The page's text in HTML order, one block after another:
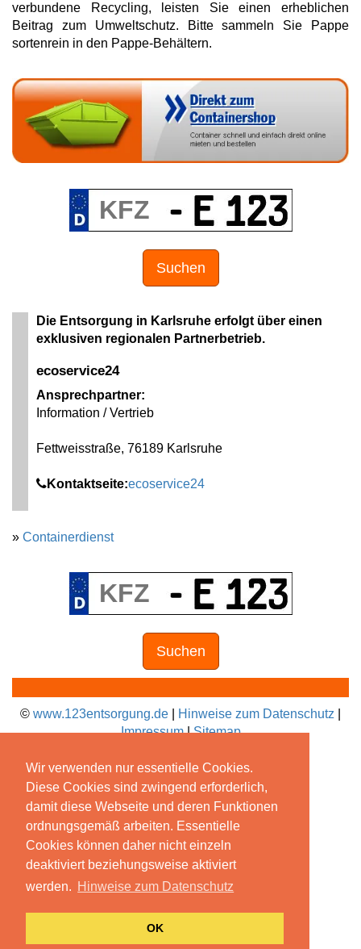
Wir verwenden nur essentielle Cookies.
Diese Cookies sind zwingend erforderlich,
damit diese Webseite und deren Funktionen
ordnungsgemäß arbeiten. Essentielle
Cookies können daher nicht einzeln
deaktiviert beziehungsweise aktiviert
werden. Hinweise zum Datenschutz
OK
verbundene Recycling, leisten Sie einen erheblichen
Beitrag zum Umweltschutz. Bitte sammeln Sie Pappe
sortenrein in den Pappe-Behältern.
Suchen
Die Entsorgung in Karlsruhe erfolgt über einen
exklusiven regionalen Partnerbetrieb.
ecoservice24
Ansprechpartner:
Information / Vertrieb
Fettweisstraße, 76189 Karlsruhe
Kontaktseite:ecoservice24
» Containerdienst
Suchen
© www.123entsorgung.de Hinweise zum Datenschutz
Impressum|Sitemap